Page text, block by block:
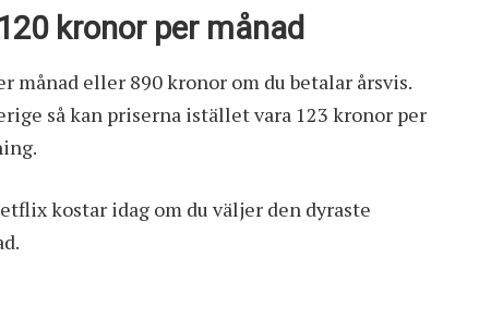
kronor per månad
månad eller 890 kronor om du betalar årsvis.
så kan priserna istället vara 123 kronor per
kostar idag om du väljer den dyraste